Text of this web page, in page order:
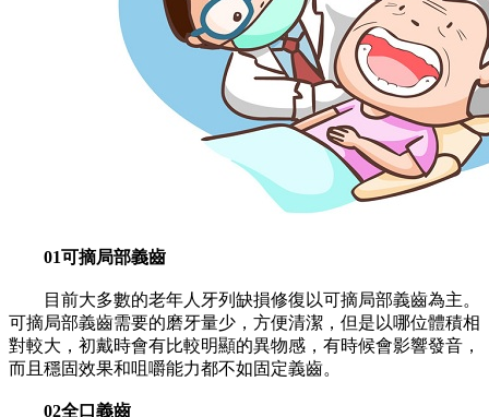
01可摘局部義齒
目前大多數的老年人牙列缺損修復以可摘局部義齒為主。
可摘局部義齒需要的磨牙量少，方便清潔，但是以哪位體積相
對較大，初戴時會有比較明顯的異物感，有時候會影響發音，
而且穩固效果和咀嚼能力都不如固定義齒。
02全口義齒